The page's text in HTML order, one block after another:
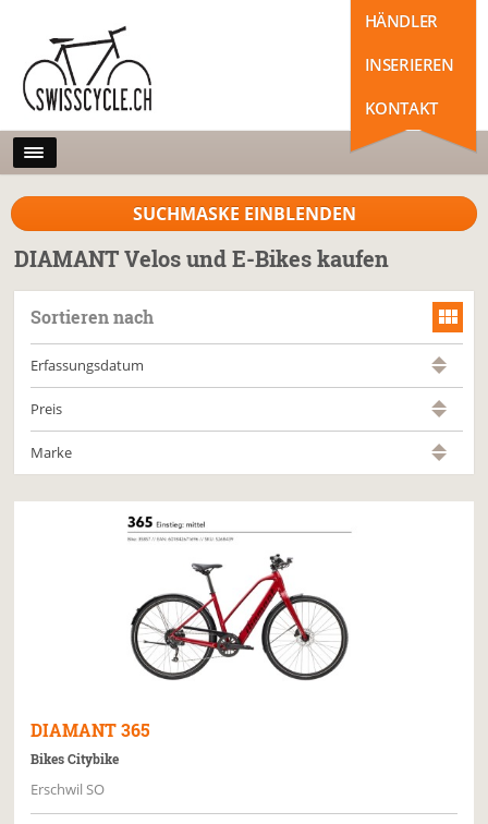
HÄNDLER
INSERIEREN
KONTAKT
SUCHMASKE EINBLENDEN
DIAMANT Velos und E-Bikes kaufen
Sortieren nach
Erfassungsdatum
Preis
Marke
DIAMANT 365
Bikes Citybike
Erschwil SO